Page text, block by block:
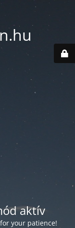
aktív
your patience!